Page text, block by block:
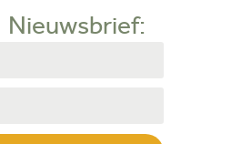
Nieuwsbrief: